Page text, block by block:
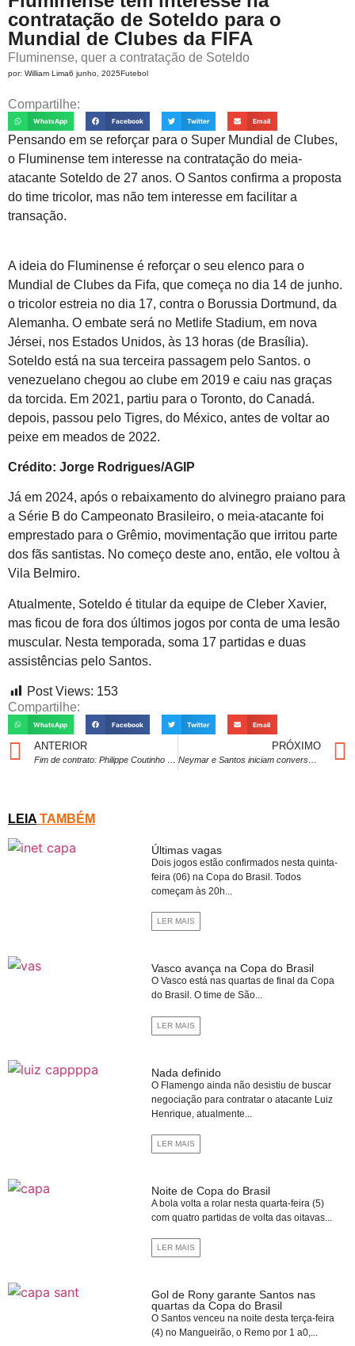
contratação de Soteldo para o
Mundial de Clubes da FIFA
Fluminense, quer a contratação de Soteldo
por: William Lima6 junho, 2025Futebol
Compartilhe:
WhatsApp Facebook Twitter Email
Pensando em se reforçar para o Super Mundial de Clubes,
o Fluminense tem interesse na contratação do meia-
atacante Soteldo de 27 anos. O Santos confirma a proposta
do time tricolor, mas não tem interesse em facilitar a
transação.
A ideia do Fluminense é reforçar o seu elenco para o
Mundial de Clubes da Fifa, que começa no dia 14 de junho.
o tricolor estreia no dia 17, contra o Borussia Dortmund, da
Alemanha. O embate será no Metlife Stadium, em nova
Jérsei, nos Estados Unidos, às 13 horas (de Brasília).
Soteldo está na sua terceira passagem pelo Santos. o
venezuelano chegou ao clube em 2019 e caiu nas graças
da torcida. Em 2021, partiu para o Toronto, do Canadá.
depois, passou pelo Tigres, do México, antes de voltar ao
peixe em meados de 2022.
Crédito: Jorge Rodrigues/AGIP
Já em 2024, após o rebaixamento do alvinegro praiano para
a Série B do Campeonato Brasileiro, o meia-atacante foi
emprestado para o Grêmio, movimentação que irritou parte
dos fãs santistas. No começo deste ano, então, ele voltou à
Vila Belmiro.
Atualmente, Soteldo é titular da equipe de Cleber Xavier,
mas ficou de fora dos últimos jogos por conta de uma lesão
muscular. Nesta temporada, soma 17 partidas e duas
assistências pelo Santos.
Post Views: 153
Compartilhe:
WhatsApp Facebook Twitter Email
ANTERIOR
Fim de contrato: Philippe Coutinho pode deixar o Vasco para disputar o Super Mundial de Clubes
PRÓXIMO
Neymar e Santos iniciam conversas para renovação de contrato
LEIA TAMBÉM
Últimas vagas
Dois jogos estão confirmados nesta quinta-
feira (06) na Copa do Brasil. Todos
começam às 20h...
LER MAIS
Vasco avança na Copa do Brasil
O Vasco está nas quartas de final da Copa
do Brasil. O time de São...
LER MAIS
Nada definido
O Flamengo ainda não desistiu de buscar
negociação para contratar o atacante Luiz
Henrique, atualmente...
LER MAIS
Noite de Copa do Brasil
A bola volta a rolar nesta quarta-feira (5)
com quatro partidas de volta das oitavas...
LER MAIS
Gol de Rony garante Santos nas
quartas da Copa do Brasil
O Santos venceu na noite desta terça-feira
(4) no Mangueirão, o Remo por 1 a0,...